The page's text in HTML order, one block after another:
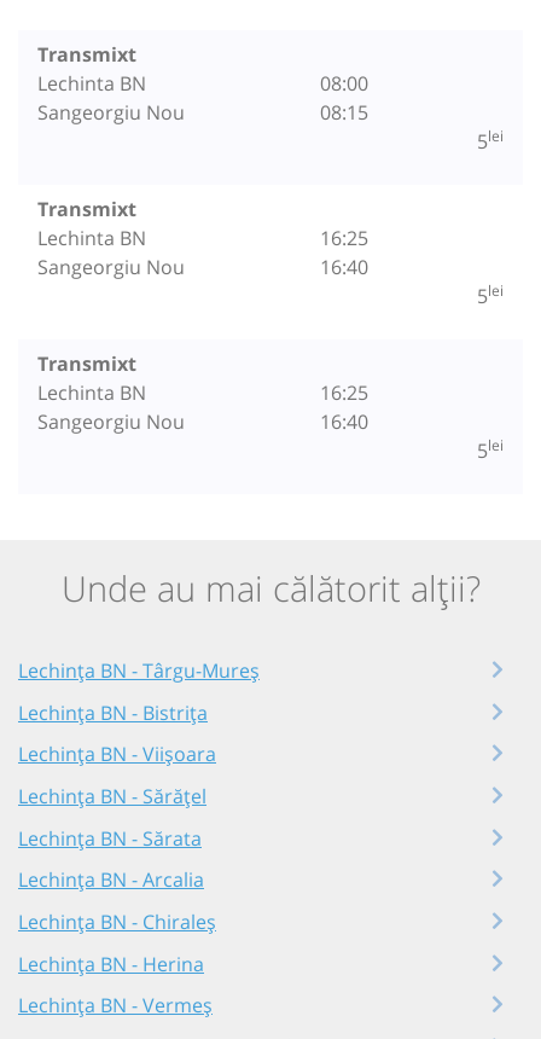
Transmixt
Lechinta BN
Sangeorgiu Nou
08:00
08:15
5lei
Transmixt
Lechinta BN
Sangeorgiu Nou
16:25
16:40
5lei
Transmixt
Lechinta BN
Sangeorgiu Nou
16:25
16:40
5lei
Unde au mai călătorit alții?
Lechința BN - Târgu-Mureș
Lechința BN - Bistrița
Lechința BN - Viișoara
Lechința BN - Sărățel
Lechința BN - Sărata
Lechința BN - Arcalia
Lechința BN - Chiraleș
Lechința BN - Herina
Lechința BN - Vermeș